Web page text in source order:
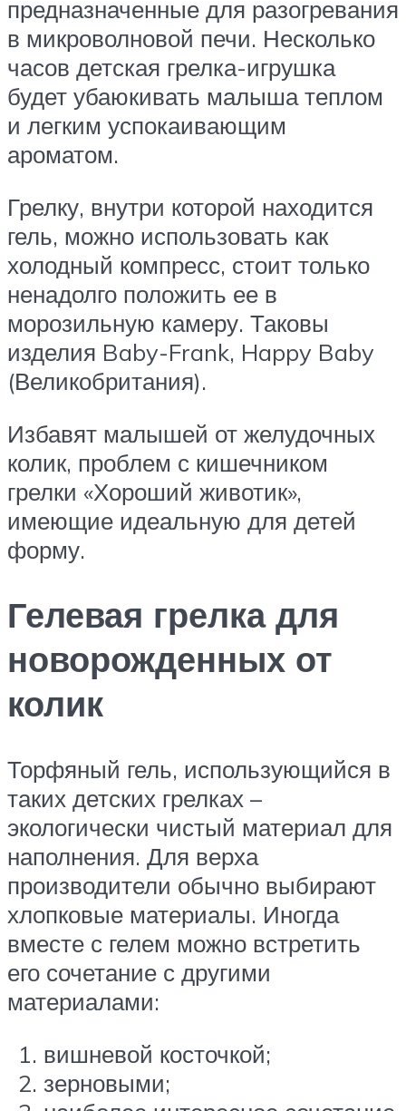
предназначенные для разогревания
в микроволновой печи. Несколько
часов детская грелка-игрушка
будет убаюкивать малыша теплом
и легким успокаивающим
ароматом.
Грелку, внутри которой находится
гель, можно использовать как
холодный компресс, стоит только
ненадолго положить ее в
морозильную камеру. Таковы
изделия Baby-Frank, Happy Baby
(Великобритания).
Избавят малышей от желудочных
колик, проблем с кишечником
грелки «Хороший животик»,
имеющие идеальную для детей
форму.
Гелевая грелка для
новорожденных от
колик
Торфяный гель, использующийся в
таких детских грелках –
экологически чистый материал для
наполнения. Для верха
производители обычно выбирают
хлопковые материалы. Иногда
вместе с гелем можно встретить
его сочетание с другими
материалами:
вишневой косточкой;
зерновыми;